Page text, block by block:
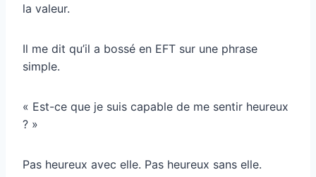
la valeur.
Il me dit qu’il a bossé en EFT sur une phrase
simple.
« Est-ce que je suis capable de me sentir heureux
? »
Pas heureux avec elle. Pas heureux sans elle.